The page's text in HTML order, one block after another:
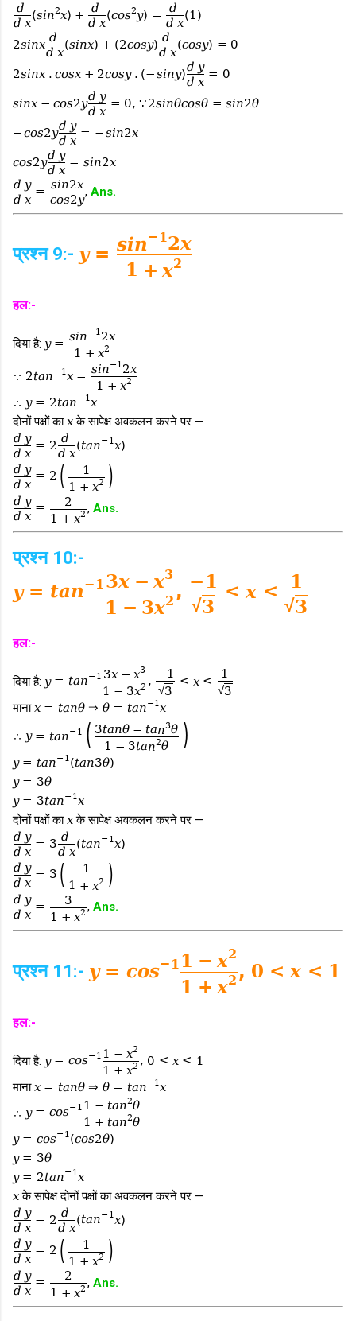
d
d x
(sin2x) + d
d x
(cos2y) =
d
d x
(1)
2sinx d
d x
(sinx) + (2cosy) d
d x
(cosy) = 0
2sinx . cosx + 2cosy . (−siny)d y
d x
= 0
sinx − cos2yd y
d x
= 0, ∵2sinθcosθ = sin2θ
−cos2yd y
d x
= −sin2x
cos2yd y
d x
= sin2x
d y
d x
= sin2x
cos2y
, Ans.
प्रश्न 9:- y = sin− 1 2x
1 + x2
हल:-
दिया है: y = sin− 12x
1 + x2
∵ 2tan− 1 x = sin−12x
1 + x2
∴ y = 2tan− 1 x
दोनों पक्षों काxके सापेक्ष अवकलन करने पर —
d y
d x
= 2 d
d x
(tan− 1 x)
d y
d x
= 2 (
1
1 + x2 )
d y
d x
=
2
1 + x2 , Ans.
प्रश्न 10:-
y = tan− 1 3x − x3
1 − 3x2 , −1
√3
< x < 1
√3
हल:-
दिया है: y = tan− 1 3x − x3
1 − 3x2 , − 1
√3
< x < 1
√3
मानाx = tanθ ⇒ θ = tan−1x
∴ y = tan− 1 ( 3tanθ − tan3θ
1 − 3tan2θ )
y = tan− 1(tan3θ)
y = 3θ
y = 3tan− 1x
दोनों पक्षों काxके सापेक्ष अवकलन करने पर —
d y
d x
= 3 d
d x
(tan− 1 x)
d y
d x
= 3 (
1
1 + x2 )
d y
d x
=
3
1 + x2 , Ans.
प्रश्न 11:- y = cos− 1 1 − x2
1 + x2 , 0 < x < 1
हल:-
दिया है: y = cos− 1 1 − x2
1 + x2 , 0 < x < 1
मानाx = tanθ ⇒ θ = tan−1 x
∴ y = cos− 1 1 − tan2θ
1 + tan2θ
y = cos− 1 (cos2θ)
y = 3θ
y = 2tan− 1 x
xके सापेक्ष दोनों पक्षों का अवकलन करने पर —
d y
d x
= 2 d
d x
(tan− 1x)
d y
d x
= 2 (
1
1 + x2 )
d y
d x
=
2
1 + x2 , Ans.